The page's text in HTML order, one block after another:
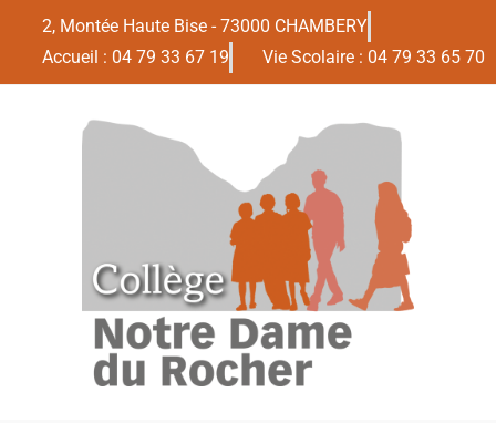
2, Montée Haute Bise - 73000 CHAMBERY
Accueil : 04 79 33 67 19
Vie Scolaire : 04 79 33 65 70